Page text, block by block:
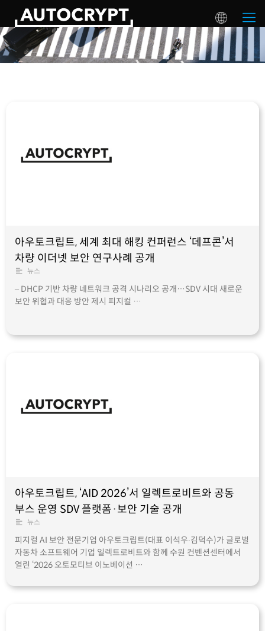
아우토크립트, 세계 최대 해킹 컨퍼런스 ‘데프콘’서
차량 이더넷 보안 연구사례 공개
뉴스
– DHCP 기반 차량 네트워크 공격 시나리오 공개…SDV 시대 새로운
보안 위협과 대응 방안 제시 피지컬 …
아우토크립트, ‘AID 2026’서 일렉트로비트와 공동
부스 운영 SDV 플랫폼·보안 기술 공개
뉴스
피지컬 AI 보안 전문기업 아우토크립트(대표 이석우∙김덕수)가 글로벌
자동차 소프트웨어 기업 일렉트로비트와 함께 수원 컨벤션센터에서
열린 ‘2026 오토모티브 이노베이션 …